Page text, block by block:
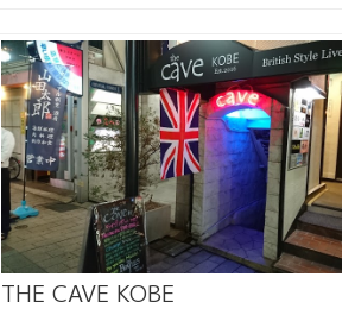
THE CAVE KOBE